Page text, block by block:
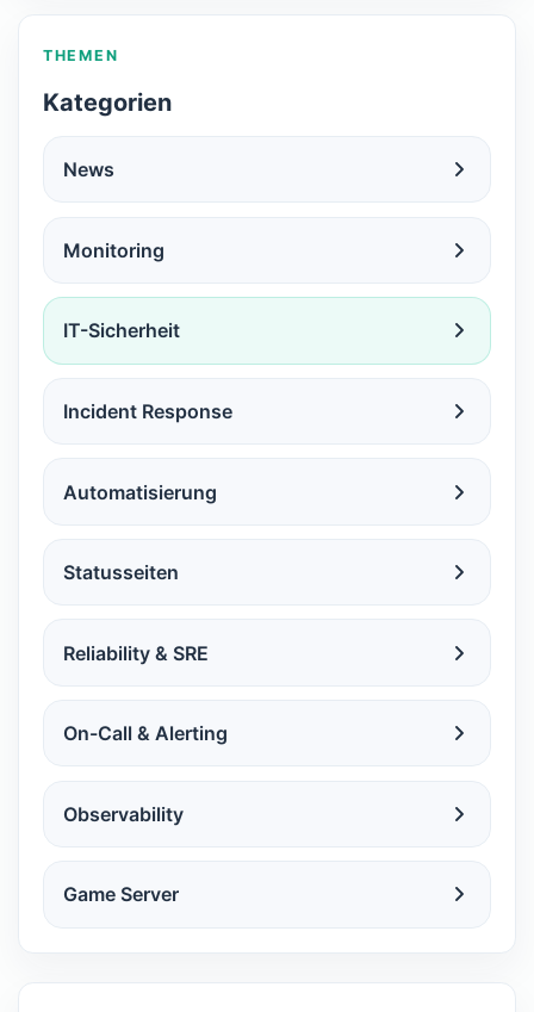
THEMEN
Kategorien
News
Monitoring
IT-Sicherheit
Incident Response
Automatisierung
Statusseiten
Reliability & SRE
On-Call & Alerting
Observability
Game Server